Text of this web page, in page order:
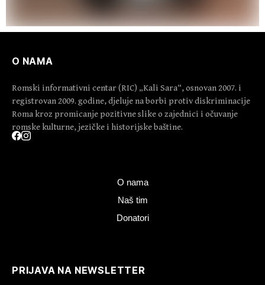
O NAMA
Romski informativni centar (RIC) „Kali Sara“, osnovan 2007. i
registrovan 2009. godine, djeluje na borbi protiv diskriminacije
Roma kroz promicanje pozitivne slike o zajednici i očuvanje
romske kulturne, jezičke i historijske baštine.
O nama
Naš tim
Donatori
PRIJAVA NA NEWSLETTER